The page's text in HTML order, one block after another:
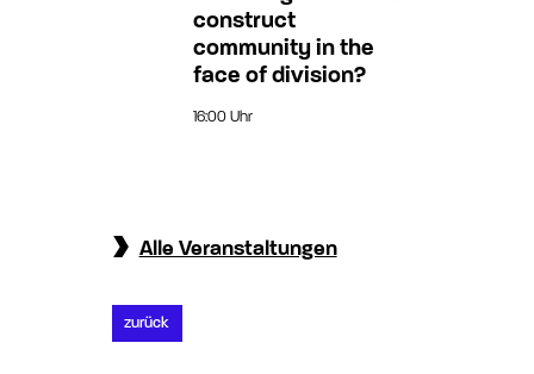
construct
community in the
face of division?
16:00 Uhr
Alle Veranstaltungen
zurück